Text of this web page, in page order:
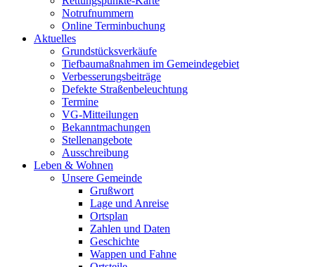
Notrufnummern
Online Terminbuchung
Aktuelles
Grundstücksverkäufe
Tiefbaumaßnahmen im Gemeindegebiet
Verbesserungsbeiträge
Defekte Straßenbeleuchtung
Termine
VG-Mitteilungen
Bekanntmachungen
Stellenangebote
Ausschreibung
Leben & Wohnen
Unsere Gemeinde
Grußwort
Lage und Anreise
Ortsplan
Zahlen und Daten
Geschichte
Wappen und Fahne